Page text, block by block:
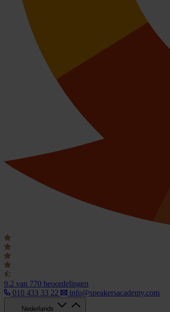
9.2 van 770 beoordelingen
010 433 33 22
info@speakersacademy.com
Nederlands